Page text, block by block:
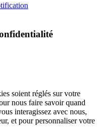
soient réglés sur votre
nous faire savoir quand
interagissez avec nous,
et pour personnaliser votre